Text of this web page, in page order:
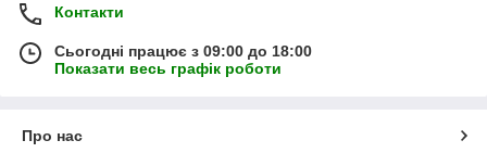
Контакти
Сьогодні працює з 09:00 до 18:00
Показати весь графік роботи
Про нас